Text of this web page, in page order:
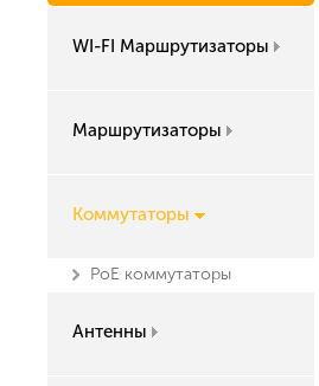
WI-FI Маршрутизаторы
Маршрутизаторы
Коммутаторы
PoE коммутаторы
Антенны